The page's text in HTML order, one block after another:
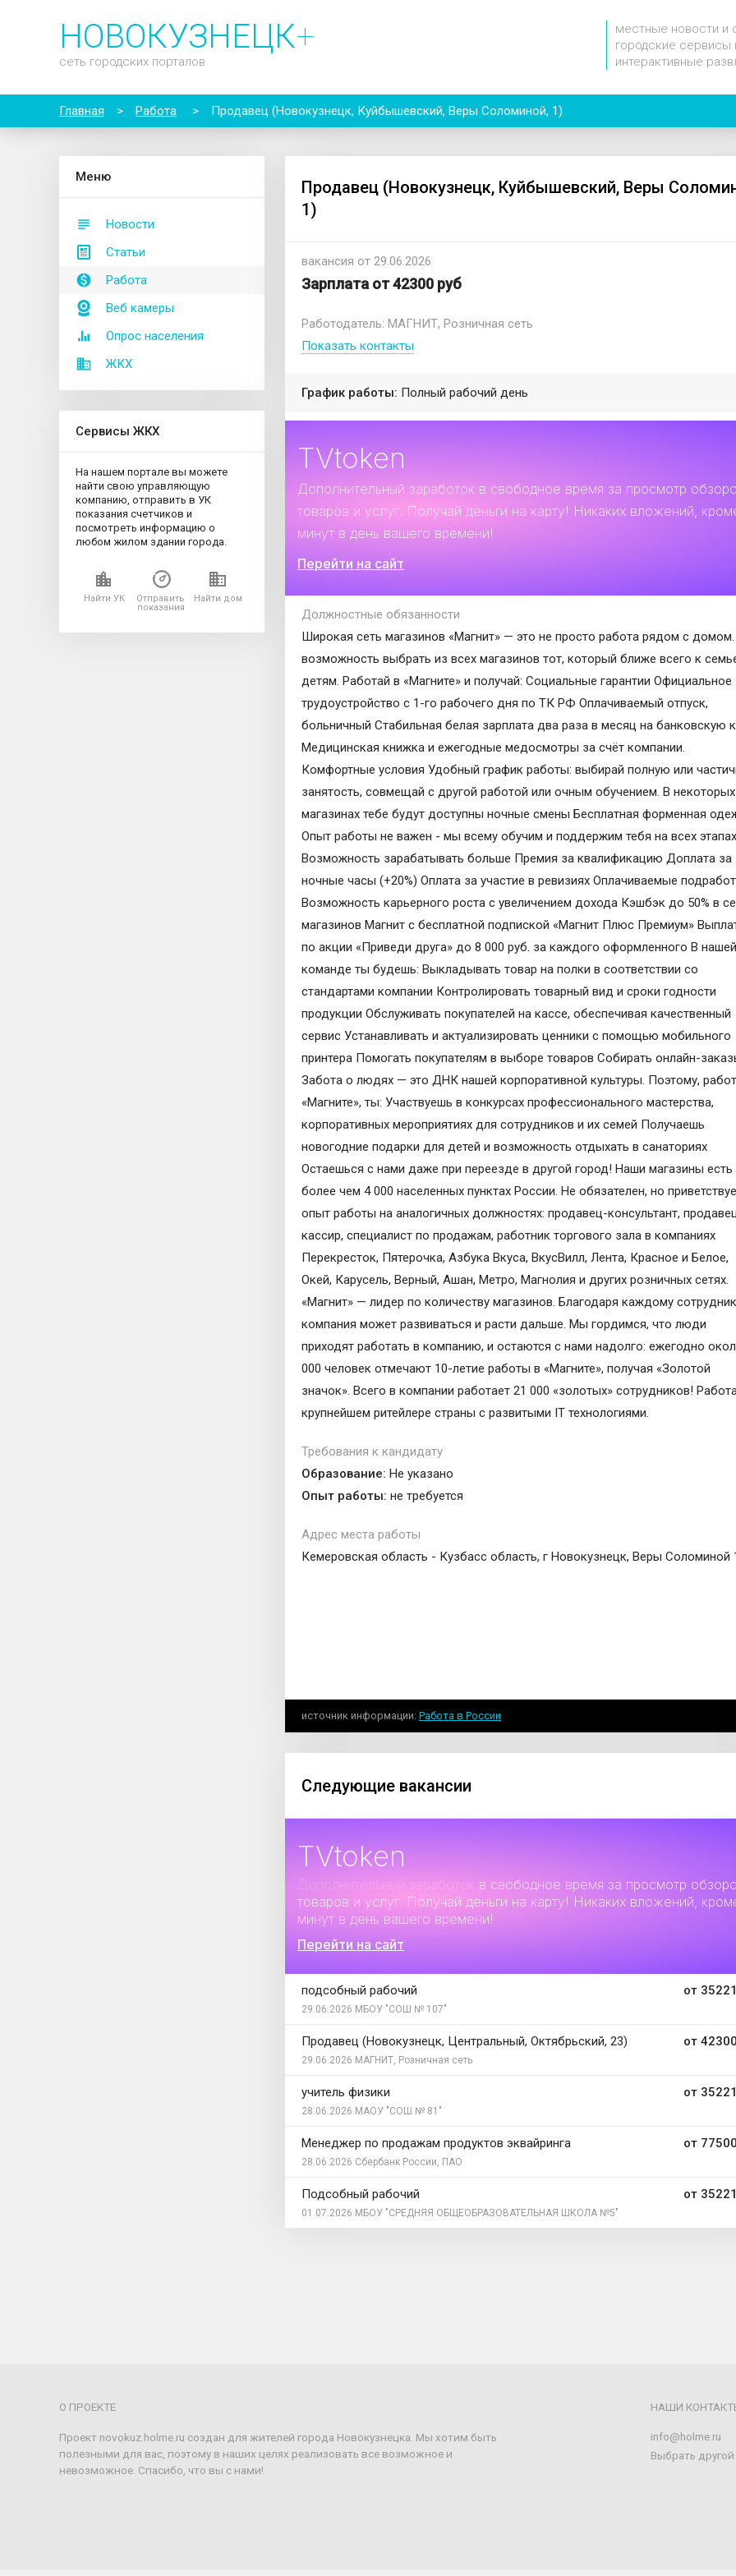
НОВОКУЗНЕЦК+
сеть городских порталов
местные новости и
городские сервисы
интерактивные
Главная > Работа > Продавец (Новокузнецк, Куйбышевский, Веры Соломиной, 1)
Меню
Новости
Статьи
Работа
Веб камеры
Опрос населения
ЖКХ
Сервисы ЖКХ
На нашем портале вы можете
найти свою управляющую
компанию, отправить в УК
показания счетчиков и
посмотреть информацию о
любом жилом здании города.
Найти УК
Отправить
показания
Найти дом
Продавец (Новокузнецк, Куйбышевский, Веры
1)
вакансия от 29.06.2026
Зарплата от 42300 руб
Работодатель: МАГНИТ, Розничная сеть
Показать контакты
График работы: Полный рабочий день
TVtoken
Дополнительный заработок в свободное время за просмотр
товаров и услуг. Получай деньги на карту! Никаких вложений,
минут в день вашего времени!
Перейти на сайт
Должностные обязанности
Широкая сеть магазинов «Магнит» — это не просто работа рядом с
возможность выбрать из всех магазинов тот, который ближе всего к
детям. Работай в «Магните» и получай: Социальные гарантии Официальное
трудоустройство с 1-го рабочего дня по ТК РФ Оплачиваемый отпуск,
больничный Стабильная белая зарплата два раза в месяц на банковскую
Медицинская книжка и ежегодные медосмотры за счёт компании.
Комфортные условия Удобный график работы: выбирай полную или
занятость, совмещай с другой работой или очным обучением. В некоторых
магазинах тебе будут доступны ночные смены Бесплатная форменная
Опыт работы не важен - мы всему обучим и поддержим тебя на всех этапах
Возможность зарабатывать больше Премия за квалификацию Доплата за
ночные часы (+20%) Оплата за участие в ревизиях Оплачиваемые
Возможность карьерного роста с увеличением дохода Кэшбэк до 50% в
магазинов Магнит с бесплатной подпиской «Магнит Плюс Премиум»
по акции «Приведи друга» до 8 000 руб. за каждого оформленного В нашей
команде ты будешь: Выкладывать товар на полки в соответствии со
стандартами компании Контролировать товарный вид и сроки годности
продукции Обслуживать покупателей на кассе, обеспечивая качественный
сервис Устанавливать и актуализировать ценники с помощью мобильного
принтера Помогать покупателям в выборе товаров Собирать онлайн-
Забота о людях — это ДНК нашей корпоративной культуры. Поэтому,
«Магните», ты: Участвуешь в конкурсах профессионального мастерства,
корпоративных мероприятиях для сотрудников и их семей Получаешь
новогодние подарки для детей и возможность отдыхать в санаториях
Остаешься с нами даже при переезде в другой город! Наши магазины есть
более чем 4 000 населенных пунктах России. Не обязателен, но
опыт работы на аналогичных должностях: продавец-консультант,
кассир, специалист по продажам, работник торгового зала в компаниях
Перекресток, Пятерочка, Азбука Вкуса, ВкусВилл, Лента, Красное и Белое,
Окей, Карусель, Верный, Ашан, Метро, Магнолия и других розничных сетях.
«Магнит» — лидер по количеству магазинов. Благодаря каждому
компания может развиваться и расти дальше. Мы гордимся, что люди
приходят работать в компанию, и остаются с нами надолго: ежегодно
000 человек отмечают 10-летие работы в «Магните», получая «Золотой
значок». Всего в компании работает 21 000 «золотых» сотрудников!
крупнейшем ритейлере страны с развитыми IT технологиями.
Требования к кандидату
Образование: Не указано
Опыт работы: не требуется
Адрес места работы
Кемеровская область - Кузбасс область, г Новокузнецк, Веры Соломиной
источник информации Работа в России
Следующие вакансии
TVtoken
Дополнительный заработок в свободное время за просмотр
товаров и услуг. Получай деньги на карту! Никаких вложений,
минут в день вашего времени!
Перейти на сайт
от
подсобный рабочий
29.06.2026 МБОУ "СОШ № 107"
от
Продавец (Новокузнецк, Центральный, Октябрьский, 23)
29.06.2026 МАГНИТ, Розничная сеть
от
учитель физики
28.06.2026 МАОУ "СОШ № 81"
от
Менеджер по продажам продуктов эквайринга
28.06.2026 Сбербанк России, ПАО
от
Подсобный рабочий
01.07.2026 МБОУ "СРЕДНЯЯ ОБЩЕОБРАЗОВАТЕЛЬНАЯ ШКОЛА №5"
О ПРОЕКТЕ
Проект novokuz.holme.ru создан для жителей города Новокузнецка. Мы хотим быть
полезными для вас, поэтому в наших целях реализовать все возможное и
невозможное. Спасибо, что вы с нами!
НАШИ
info@holme.ru
Выбрать